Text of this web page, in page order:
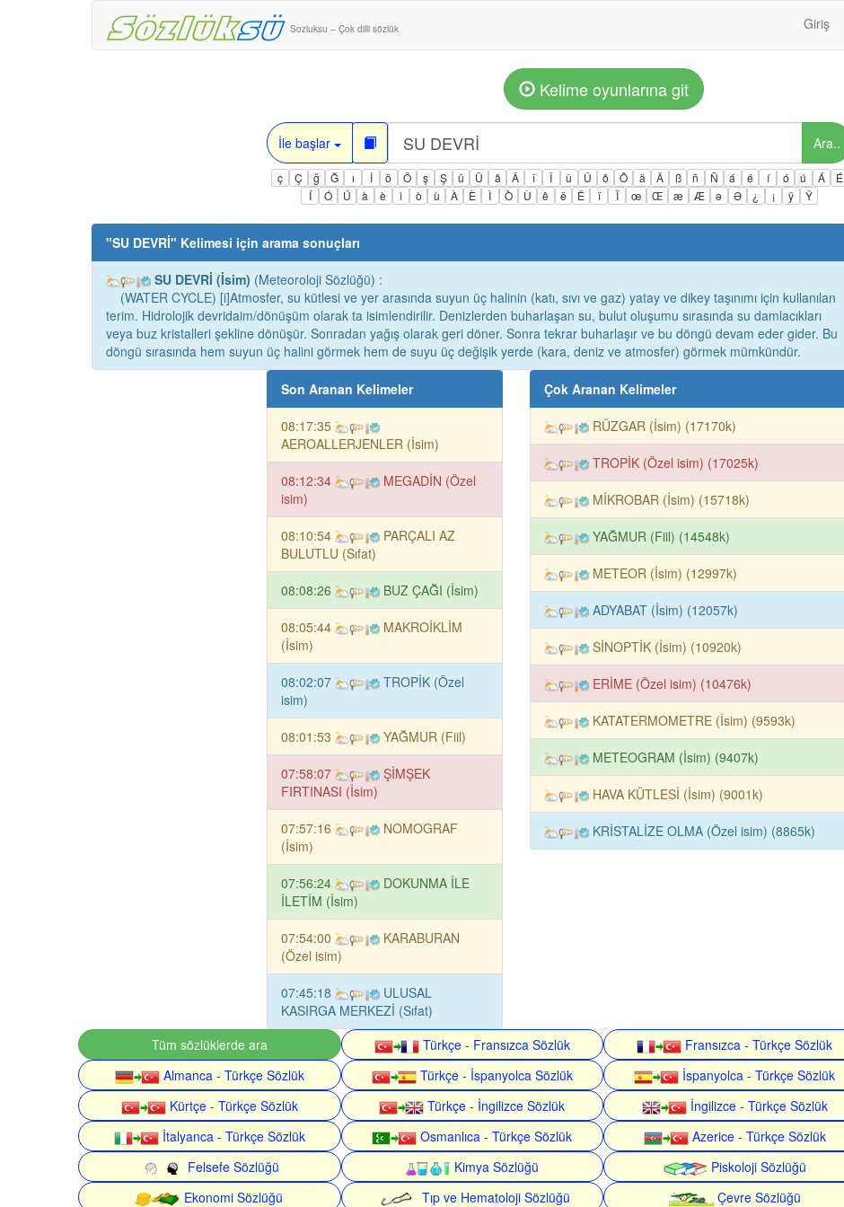
Sozluksu – Çok dilli sözlük Giriş
Kelime oyunlarına git
İle başlar Ara..
ç Ç ğ Ğ ı İ ö Ö ş Ş ü Ü â Â î Î û Û ô Ô ä Ä ß ñ Ñ á é í ó ú Á
É
Í
Ó Ú à è ì ò ù À È Ì Ò Ù ê ë Ë ï Ï œ Œ æ Æ ə Ə ¿ ¡ ÿ Ÿ
"SU DEVRİ" Kelimesi için arama sonuçları
SU DEVRİ (İsim) (Meteoroloji Sözlüğü) :
(WATER CYCLE) [i]Atmosfer, su kütlesi ve yer arasında suyun üç halinin (katı, sıvı ve gaz) yatay ve dikey taşınımı için kullanılan
terim. Hidrolojik devridaim/dönüşüm olarak ta isimlendirilir. Denizlerden buharlaşan su, bulut oluşumu sırasında su damlacıkları
veya buz kristalleri şekline dönüşür. Sonradan yağış olarak geri döner. Sonra tekrar buharlaşır ve bu döngü devam eder gider. Bu
döngü sırasında hem suyun üç halini görmek hem de suyu üç değişik yerde (kara, deniz ve atmosfer) görmek mümkündür.
Son Aranan Kelimeler
08:17:35
AEROALLERJENLER (İsim)
08:12:34
MEGADİN (Özel
isim)
08:10:54
PARÇALI AZ
BULUTLU (Sıfat)
08:08:26 BUZ ÇAĞI (İsim)
08:05:44
MAKROİKLİM
(İsim)
08:02:07
TROPİK (Özel
isim)
08:01:53 YAĞMUR (Fiil)
07:58:07
ŞİMŞEK
FIRTINASI (İsim)
07:57:16
NOMOGRAF
(İsim)
07:56:24
DOKUNMA İLE
İLETİM (İsim)
07:54:00
KARABURAN
(Özel isim)
07:45:18
ULUSAL
KASIRGA MERKEZİ (Sıfat)
Çok Aranan Kelimeler
RÜZGAR (İsim) (17170k)
TROPİK (Özel isim) (17025k)
MİKROBAR (İsim) (15718k)
YAĞMUR (Fiil) (14548k)
METEOR (İsim) (12997k)
ADYABAT (İsim) (12057k)
SİNOPTİK (İsim) (10920k)
ERİME (Özel isim) (10476k)
KATATERMOMETRE (İsim) (9593k)
METEOGRAM (İsim) (9407k)
HAVA KÜTLESİ (İsim) (9001k)
KRİSTALİZE OLMA (Özel isim) (8865k)
Tüm sözlüklerde ara Türkçe - Fransızca Sözlük Fransızca - Türkçe Sözlük
Almanca - Türkçe Sözlük
Türkçe - İspanyolca Sözlük İspanyolca - Türkçe Sözlük
Kürtçe - Türkçe Sözlük
Türkçe - İngilizce Sözlük İngilizce - Türkçe Sözlük
İtalyanca - Türkçe Sözlük
Osmanlıca - Türkçe Sözlük Azerice - Türkçe Sözlük
Felsefe Sözlüğü
Kimya Sözlüğü Piskoloji Sözlüğü
Ekonomi Sözlüğü
Tıp ve Hematoloji Sözlüğü Çevre Sözlüğü